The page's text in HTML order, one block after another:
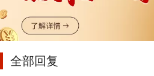
全部回复